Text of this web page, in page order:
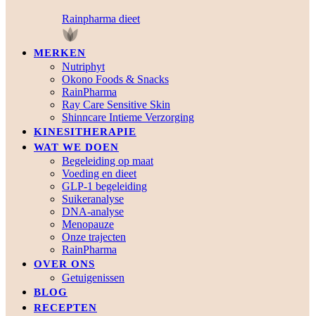
Rainpharma dieet
MERKEN
Nutriphyt
Okono Foods & Snacks
RainPharma
Ray Care Sensitive Skin
Shinncare Intieme Verzorging
KINESITHERAPIE
WAT WE DOEN
Begeleiding op maat
Voeding en dieet
GLP-1 begeleiding
Suikeranalyse
DNA-analyse
Menopauze
Onze trajecten
RainPharma
OVER ONS
Getuigenissen
BLOG
RECEPTEN